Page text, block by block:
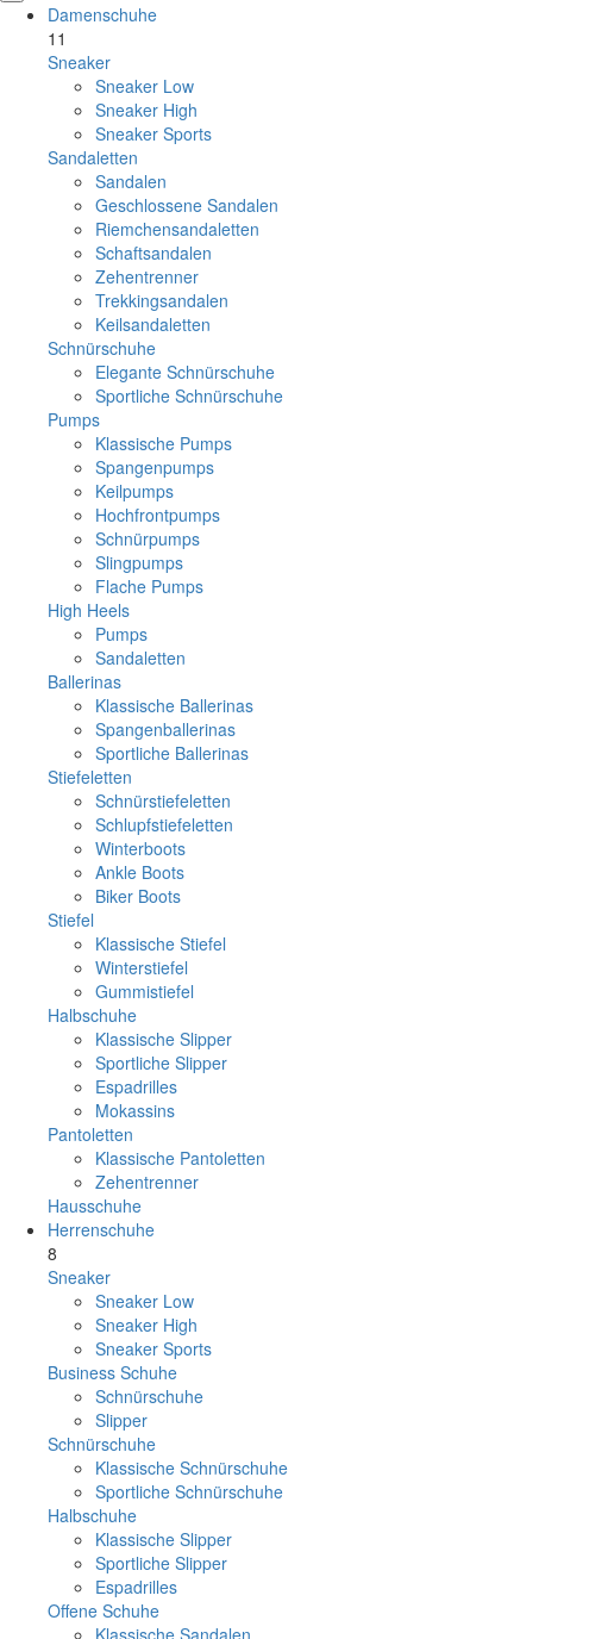
Damenschuhe
11
Sneaker
Sneaker Low
Sneaker High
Sneaker Sports
Sandaletten
Sandalen
Geschlossene Sandalen
Riemchensandaletten
Schaftsandalen
Zehentrenner
Trekkingsandalen
Keilsandaletten
Schnürschuhe
Elegante Schnürschuhe
Sportliche Schnürschuhe
Pumps
Klassische Pumps
Spangenpumps
Keilpumps
Hochfrontpumps
Schnürpumps
Slingpumps
Flache Pumps
High Heels
Pumps
Sandaletten
Ballerinas
Klassische Ballerinas
Spangenballerinas
Sportliche Ballerinas
Stiefeletten
Schnürstiefeletten
Schlupfstiefeletten
Winterboots
Ankle Boots
Biker Boots
Stiefel
Klassische Stiefel
Winterstiefel
Gummistiefel
Halbschuhe
Klassische Slipper
Sportliche Slipper
Espadrilles
Mokassins
Pantoletten
Klassische Pantoletten
Zehentrenner
Hausschuhe
Herrenschuhe
8
Sneaker
Sneaker Low
Sneaker High
Sneaker Sports
Business Schuhe
Schnürschuhe
Slipper
Schnürschuhe
Klassische Schnürschuhe
Sportliche Schnürschuhe
Halbschuhe
Klassische Slipper
Sportliche Slipper
Espadrilles
Offene Schuhe
Klassische Sandalen